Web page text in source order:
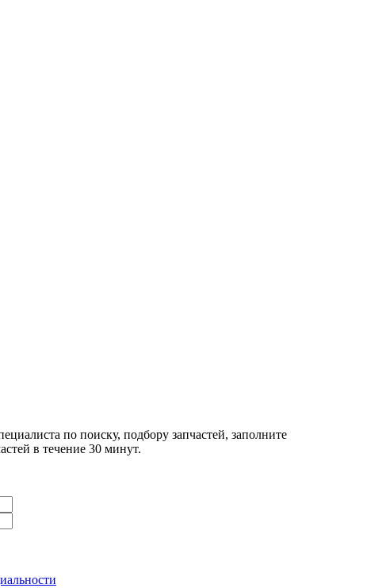
по поиску, подбору запчастей, заполните
в течение 30 минут.